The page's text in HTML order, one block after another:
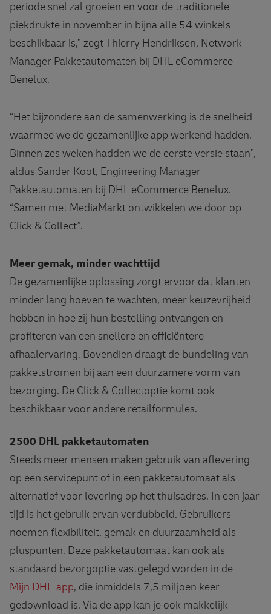
periode snel zal groeien en voor de traditionele
piekdrukte in november in bijna alle 54 winkels
beschikbaar is,” zegt Thierry Hendriksen, Network
Manager Pakketautomaten bij DHL eCommerce
Benelux.
“Het bijzondere aan de samenwerking is de snelheid
waarmee we de gezamenlijke app werkend hadden.
Binnen zes weken hadden we de eerste versie staan”,
aldus Sander Koot, Engineering Manager
Pakketautomaten bij DHL eCommerce Benelux.
“Samen met MediaMarkt ontwikkelen we door op
Click & Collect”.
Meer gemak, minder wachttijd
De gezamenlijke oplossing zorgt ervoor dat klanten
minder lang hoeven te wachten, meer keuzevrijheid
hebben in hoe zij hun bestelling ontvangen en
profiteren van een snellere en efficiëntere
afhaalervaring. Bovendien draagt de bundeling van
pakketstromen bij aan een duurzamere vorm van
bezorging. De Click & Collectoptie komt ook
beschikbaar voor andere retailformules.
2500 DHL pakketautomaten
Steeds meer mensen maken gebruik van aflevering
op een servicepunt of in een pakketautomaat als
alternatief voor levering op het thuisadres. In een jaar
tijd is het gebruik ervan verdubbeld. Gebruikers
noemen flexibiliteit, gemak en duurzaamheid als
pluspunten. Deze pakketautomaat kan ook als
standaard bezorgoptie vastgelegd worden in de
Mijn DHL-app, die inmiddels 7,5 miljoen keer
gedownload is. Via de app kan je ook makkelijk